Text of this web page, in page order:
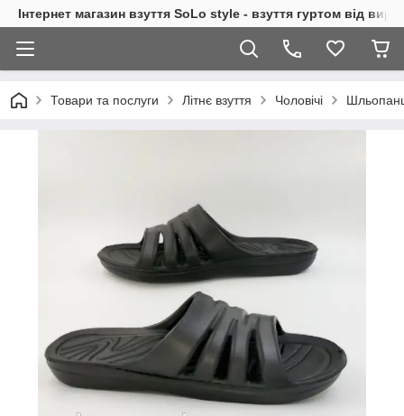
Інтернет магазин взуття SoLo style - взуття гуртом від
Товари та послуги Літнє взуття Чоловічі